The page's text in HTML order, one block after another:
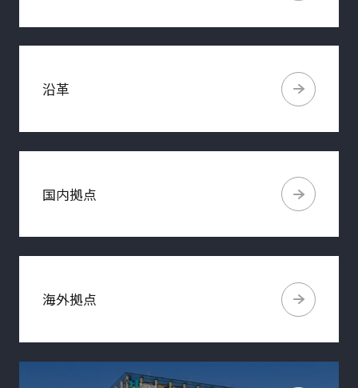
沿革
国内拠点
海外拠点